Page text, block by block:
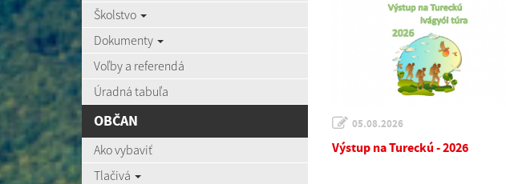
Školstvo
Dokumenty
Voľby a referendá
Úradná tabuľa
OBČAN
Ako vybaviť
Tlačivá
05.08.2026
Výstup na Tureckú - 2026